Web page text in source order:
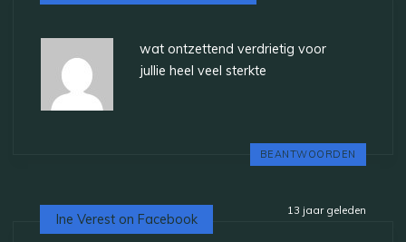
wat ontzettend verdrietig voor
jullie heel veel sterkte
BEANTWOORDEN
13 jaar geleden
Ine Verest on Facebook